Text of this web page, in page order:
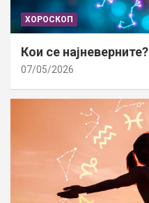
ХОРОСКОП
Кои се најневерните?
07/05/2026